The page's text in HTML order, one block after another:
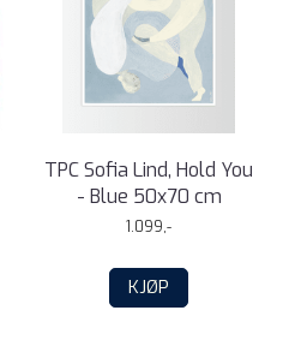
TPC Sofia Lind, Hold You
- Blue 50x70 cm
1.099,-
KJØP